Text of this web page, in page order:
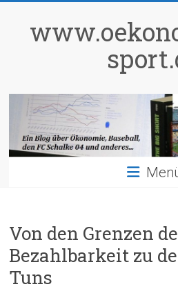
springen
Von den Grenzen
Bezahlbarkeit zu
Tuns